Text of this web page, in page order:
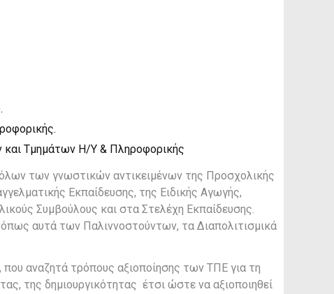
Τμημάτων Η/Υ & Πληροφορικής
των γνωστικών αντικειμένων της Προσχολικής
Εκπαίδευσης, της Ειδικής Αγωγής,
Συμβούλους και στα Στελέχη Εκπαίδευσης.
αυτά των Παλιννοστούντων, τα Διαπολιτισμικά
αναζητά τρόπους αξιοποίησης των ΤΠΕ για τη
της δημιουργικότητας έτσι ώστε να αξιοποιηθεί